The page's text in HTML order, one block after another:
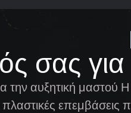
σας για
την αυξητική μαστού
πλαστικές επεμβάσεις